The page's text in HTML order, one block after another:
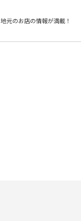
地元のお店の情報が満載！